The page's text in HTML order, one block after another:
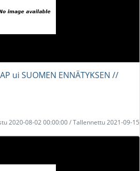
ui SUOMEN ENNÄTYKSEN //
2020-08-02 00:00:00 / Tallennettu 2021-09-15